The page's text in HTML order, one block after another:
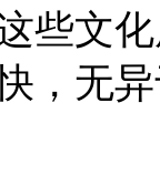
些文
，无